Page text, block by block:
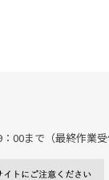
00まで（最終作業